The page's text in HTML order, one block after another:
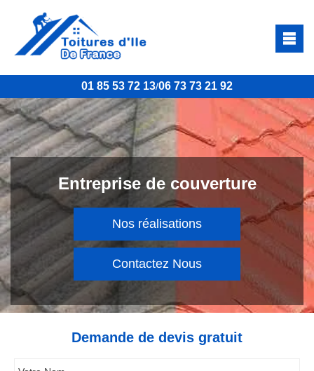
01 85 53 72 13/06 73 73 21 92
Entreprise de couverture
Nos réalisations
Contactez Nous
Demande de devis gratuit